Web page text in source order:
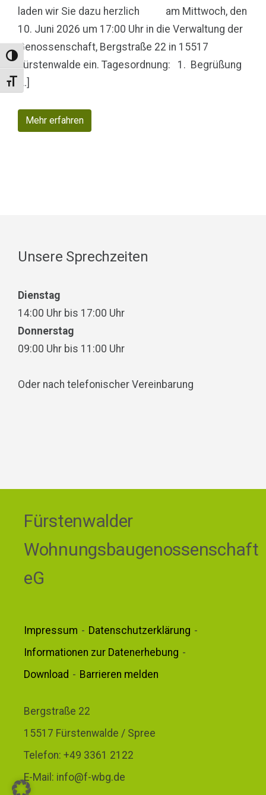
Toggle High Contrast
Toggle Font size
laden wir Sie dazu herzlich am Mittwoch, den
10. Juni 2026 um 17:00 Uhr in die Verwaltung der
Genossenschaft, Bergstraße 22 in 15517
Fürstenwalde ein. Tagesordnung: 1. Begrüßung
[…]
Mehr erfahren
Unsere Sprechzeiten
Dienstag
14:00 Uhr bis 17:00 Uhr
Donnerstag
09:00 Uhr bis 11:00 Uhr
Oder nach telefonischer Vereinbarung
Fürstenwalder
Wohnungsbaugenossenschaft
eG
Impressum
Datenschutzerklärung
Informationen zur Datenerhebung
Download
Barrieren melden
Bergstraße 22
15517 Fürstenwalde / Spree
Telefon: +49 3361 2122
E-Mail: info@f-wbg.de